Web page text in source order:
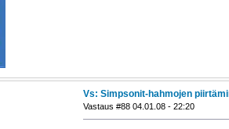
Vs: Simpsonit-hahmojen
Vastaus #88 04.01.08 - 22:20